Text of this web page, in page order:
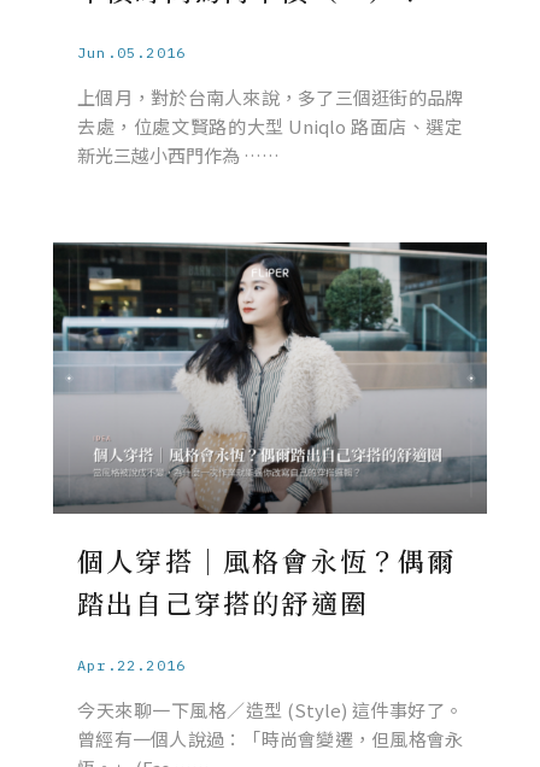
Jun.05.2016
上個月，對於台南人來說，多了三個逛街的品牌
去處，位處文賢路的大型 Uniqlo 路面店、選定
新光三越小西門作為 ……
個人穿搭｜風格會永恆？偶爾
踏出自己穿搭的舒適圈
Apr.22.2016
今天來聊一下風格／造型 (Style) 這件事好了。
曾經有一個人說過：「時尚會變遷，但風格會永